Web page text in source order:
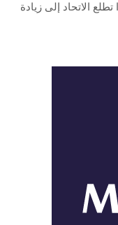
الاتحاد إلى زيادة